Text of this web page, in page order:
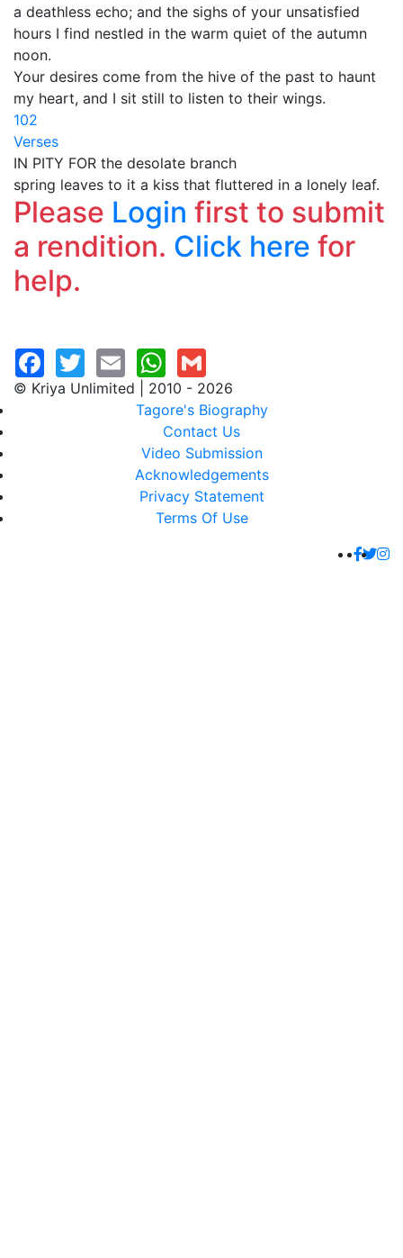
a deathless echo; and the sighs of your unsatisfied
hours I find nestled in the warm quiet of the autumn
noon.
Your desires come from the hive of the past to haunt
my heart, and I sit still to listen to their wings.
102
Verses
IN PITY FOR the desolate branch
spring leaves to it a kiss that fluttered in a lonely leaf.
Please Login first to submit
a rendition. Click here for
help.
© Kriya Unlimited | 2010 - 2026
Tagore's Biography
Contact Us
Video Submission
Acknowledgements
Privacy Statement
Terms Of Use